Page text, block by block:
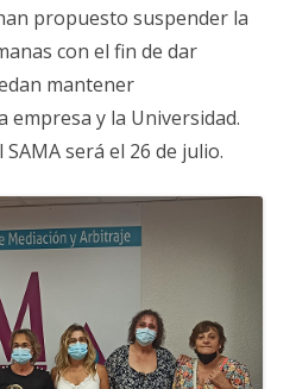
propuesto suspender la
con el fin de dar
mantener
empresa y la Universidad.
será el 26 de julio.